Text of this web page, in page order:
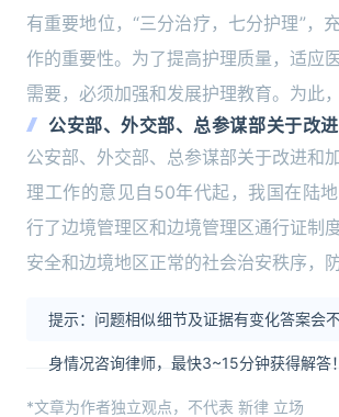
有重要地位，“三分治疗，七分护理”，
作的重要性。为了提高护理质量，适应
需要，必须加强和发展护理教育。为此
公安部、外交部、总参谋部关于改
区管理工作的意见
公安部、外交部、总参谋部关于改进和
理工作的意见自50年代起，我国在陆
行了边境管理区和边境管理区通行证制
安全和边境地区正常的社会治安秩序，
提示：问题相似细节及证据有变化答案会
身情况咨询律师，最快3~15分钟获得解答！
*文章为作者独立观点，不代表 新律 立场